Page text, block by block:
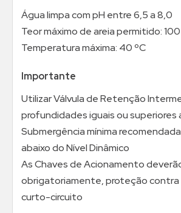
Água limpa com pH entre 6,5 a 8,0
Teor máximo de areia permitido: 100
Temperatura máxima: 40 ºC
Importante
Utilizar Válvula de Retenção
profundidades iguais ou superiores
Submergência mínima
abaixo do Nível Dinâmico
As Chaves de Acionamento
obrigatoriamente, proteção contra
curto-circuito